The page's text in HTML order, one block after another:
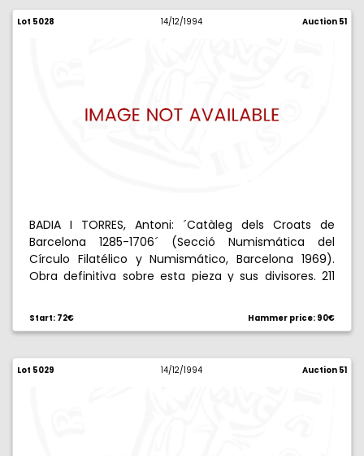
Lot 5028 14/12/1994 Auction 51
BADIA I TORRES, Antoni: ´Catàleg dels Croats de
Barcelona 1285-1706´ (Secció Numismática del
Círculo Filatélico y Numismático, Barcelona 1969).
Obra definitiva sobre esta pieza y sus divisores. 211
numerados.
Start: 72€ Hammer price: 90€
Lot 5029 14/12/1994 Auction 51